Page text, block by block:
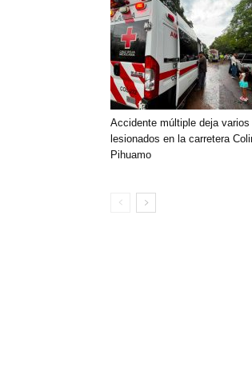
Accidente múltiple deja varios
lesionados en la carretera
Pihuamo